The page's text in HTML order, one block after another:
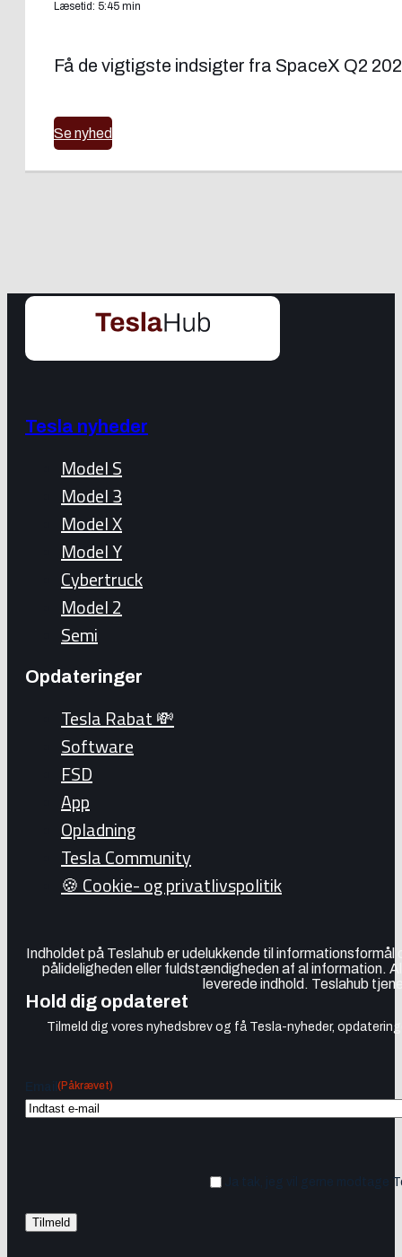
Læsetid: 5:45 min
Få de vigtigste indsigter fra SpaceX Q2
Se nyhed
Tesla nyheder
Model S
Model 3
Model X
Model Y
Cybertruck
Model 2
Semi
Opdateringer
Tesla Rabat 💸
Software
FSD
App
Opladning
Tesla Community
🍪 Cookie- og privatlivspolitik
Indholdet på Teslahub er udelukkende til
pålideligheden eller fuldstændigheden af al information.
leverede indhold. Teslahub
Hold dig opdateret
Tilmeld dig vores nyhedsbrev og få Tesla-nyheder,
(Påkrævet)
Ja tak, jeg vil gerne modtage